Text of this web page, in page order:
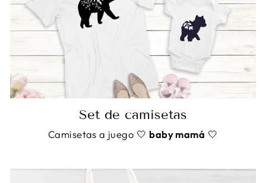
Set de camisetas
Camisetas a juego 🤍 baby mamá 🤍